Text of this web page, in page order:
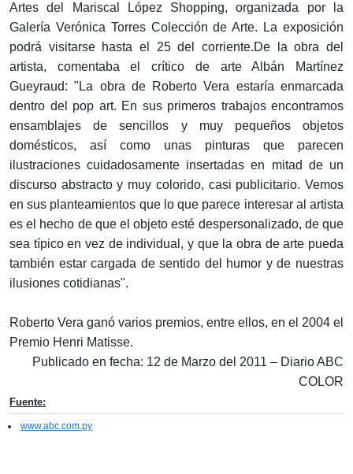
Artes del Mariscal López Shopping, organizada por la
Galería Verónica Torres Colección de Arte. La exposición
podrá visitarse hasta el 25 del corriente.De la obra del
artista, comentaba el crítico de arte Albán Martínez
Gueyraud: "La obra de Roberto Vera estaría enmarcada
dentro del pop art. En sus primeros trabajos encontramos
ensamblajes de sencillos y muy pequeños objetos
domésticos, así como unas pinturas que parecen
ilustraciones cuidadosamente insertadas en mitad de un
discurso abstracto y muy colorido, casi publicitario. Vemos
en sus planteamientos que lo que parece interesar al artista
es el hecho de que el objeto esté despersonalizado, de que
sea típico en vez de individual, y que la obra de arte pueda
también estar cargada de sentido del humor y de nuestras
ilusiones cotidianas".
Roberto Vera ganó varios premios, entre ellos, en el 2004 el
Premio Henri Matisse.
Publicado en fecha: 12 de Marzo del 2011 – Diario ABC
COLOR
Fuente:
www.abc.com.py